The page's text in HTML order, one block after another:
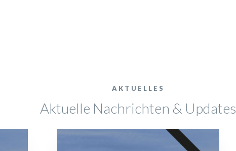
AKTUELLES
Aktuelle Nachrichten & Updates